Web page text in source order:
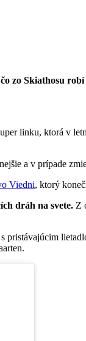
zo Skiathosu
linku, ktorá v
a v prípade
Viedni, ktorý
dráh na svete. Z